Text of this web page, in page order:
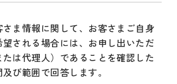
ま情報に関して、お客さまご自身
される場合には、お申し出いただ
は代理人）であることを確認した
び範囲で回答します。